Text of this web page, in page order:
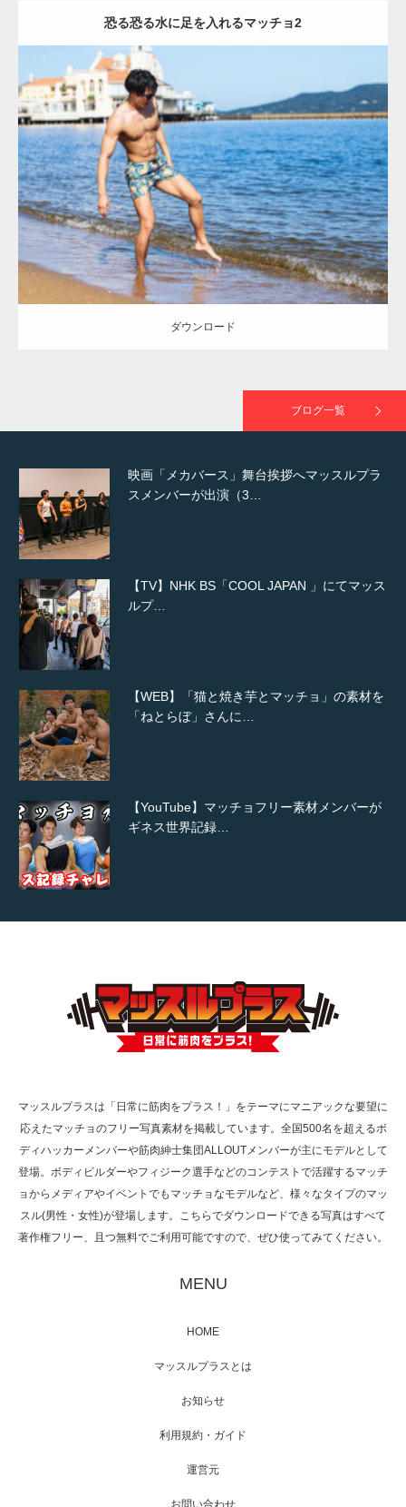
恐る恐る水に足を入れるマッチョ2
Update:2021.07.8
Category:海のマッチョ オレンジの人 AKIHITO(細マッチョ) 大胸筋
脚
ダウンロード
ダウンロード
ブログ一覧
【TV】TBS番組「ひるおび」にてマッスルプ
ラスが紹介されま…
TOKYO FMラジオ番組「ONE MORNING」
で紹介さ…
NHK「所さん！事件ですよ」に取材されまし
た（6/8放送）
映画「メカバース」舞台挨拶へマッスルプラ
スメンバーが出演（3…
【TV】NHK BS「COOL JAPAN 」にてマッス
ルプ…
【WEB】「猫と焼き芋とマッチョ」の素材を
「ねとらぼ」さんに…
【YouTube】マッチョフリー素材メンバーが
ギネス世界記録…
TOKYO FMラジオ番組「ONE MORNING」
で紹介さ…
た（6/8放送）
映画「メカバース」舞台挨拶へマッスルプラ
【TV】NHK BS「COOL JAPAN 」にてマッス
マッスルプラスは「日常に筋肉をプラス！」をテーマにマニアックな要望に
応えたマッチョのフリー写真素材を掲載しています。全国500名を超えるボ
ディハッカーメンバーや筋肉紳士集団ALLOUTメンバーが主にモデルとして
登場。ボディビルダーやフィジーク選手などのコンテストで活躍するマッチ
ョからメディアやイベントでもマッチョなモデルなど、様々なタイプのマッ
スル(男性・女性)が登場します。こちらでダウンロードできる写真はすべて
著作権フリー、且つ無料でご利用可能ですので、ぜひ使ってみてください。
MENU
HOME
マッスルプラスとは
お知らせ
利用規約・ガイド
運営元
お問い合わせ